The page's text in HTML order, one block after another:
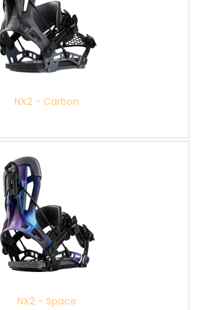
NX2 - Carbon
NX2 - Space